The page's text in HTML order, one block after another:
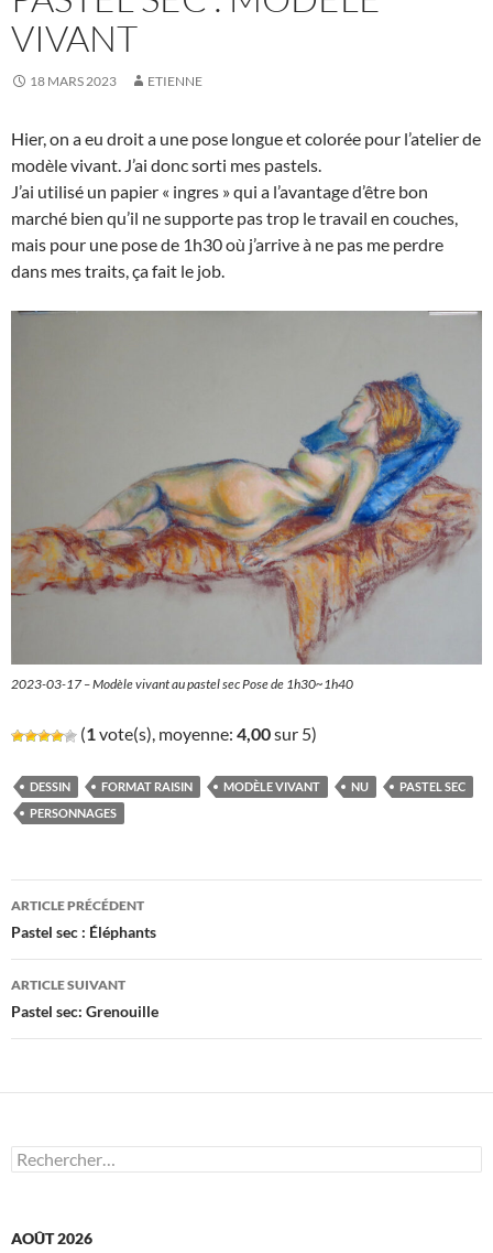
VIVANT
18 MARS 2023 ETIENNE
Hier, on a eu droit a une pose longue et colorée pour l’atelier de
modèle vivant. J’ai donc sorti mes pastels.
J’ai utilisé un papier « ingres » qui a l’avantage d’être bon
marché bien qu’il ne supporte pas trop le travail en couches,
mais pour une pose de 1h30 où j’arrive à ne pas me perdre
dans mes traits, ça fait le job.
2023-03-17 – Modèle vivant au pastel sec Pose de 1h30~1h40
(1vote(s), moyenne: 4,00sur 5)
DESSIN FORMAT RAISIN MODÈLE VIVANT NU
PASTEL SEC
PERSONNAGES
Navigation
des
articles
ARTICLE PRÉCÉDENT
Pastel sec : Éléphants
ARTICLE SUIVANT
Pastel sec: Grenouille
Rechercher :
AOÛT 2026